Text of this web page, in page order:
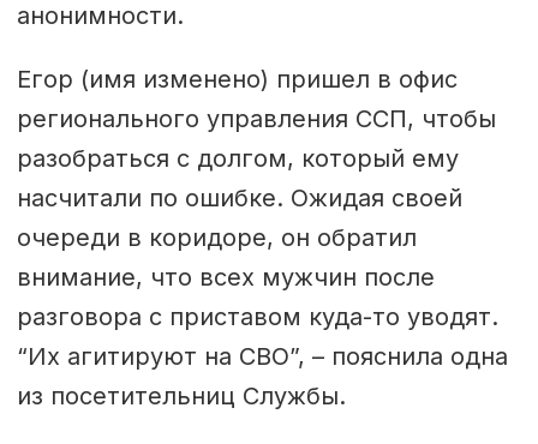
анонимности.
Егор (имя изменено) пришел в офис
регионального управления ССП, чтобы
разобраться с долгом, который ему
насчитали по ошибке. Ожидая своей
очереди в коридоре, он обратил
внимание, что всех мужчин после
разговора с приставом куда-то уводят.
“Их агитируют на СВО”, – пояснила одна
из посетительниц Службы.